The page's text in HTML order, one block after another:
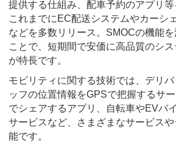
提供する仕組み、配車予約のアプリ等
これまでにEC配送システムやカーシ
などを多数リリース。SMOCの機能
ことで、短期間で安価に高品質のシ
が特長です。
モビリティに関する技術では、デリ
ッフの位置情報をGPSで把握するサ
でシェアするアプリ、自転車やEVバ
サービスなど、さまざまなサービス
能です。